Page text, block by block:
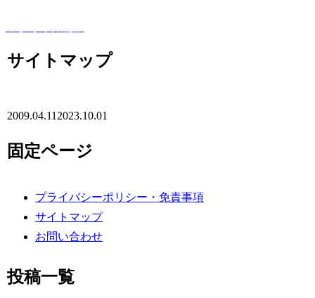
サイトマップ
2009.04.11 2023.10.01
固定ページ
プライバシーポリシー・免責事項
サイトマップ
お問い合わせ
投稿一覧